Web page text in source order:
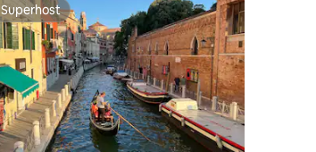
Superhost
Superhost